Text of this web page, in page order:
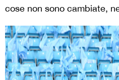
cose non sono cambiate,